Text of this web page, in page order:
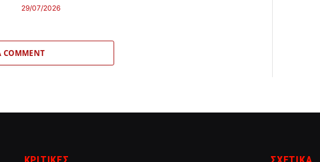
29/07/2026
COMMENT